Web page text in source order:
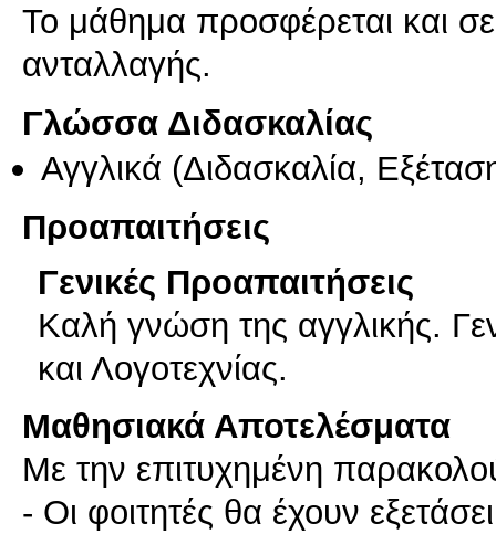
Το μάθημα προσφέρεται και
ανταλλαγής.
Γλώσσα Διδασκαλίας
Αγγλικά (Διδασκαλία,
Προαπαιτήσεις
Γενικές Προαπαιτήσεις
Καλή γνώση της αγγλικής.
και Λογοτεχνίας.
Μαθησιακά Αποτελέσματα
Με την επιτυχημένη
- Οι φοιτητές θα έχουν